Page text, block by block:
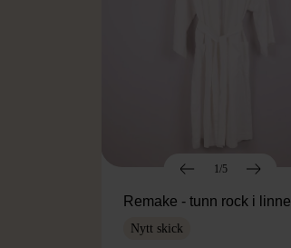
1/5
Remake - tunn rock i linne
Nytt skick